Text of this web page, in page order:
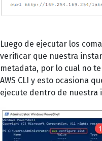
Luego de ejecutar los
verificar que nuestra
metadata, por lo cual no
AWS CLI y esto ocasiona
ejecute dentro de nuestra